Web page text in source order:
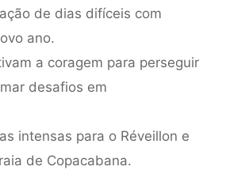
de dias difíceis com
ano.
a coragem para perseguir
desafios em
intensas para o Réveillon e
de Copacabana.